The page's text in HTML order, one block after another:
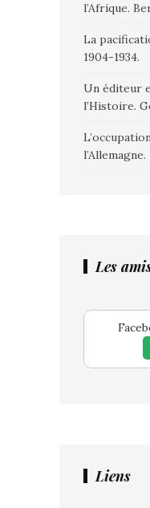
l’Afrique.
La
1904-1934.
Un éditeur
l’Histoire.
Les
Liens